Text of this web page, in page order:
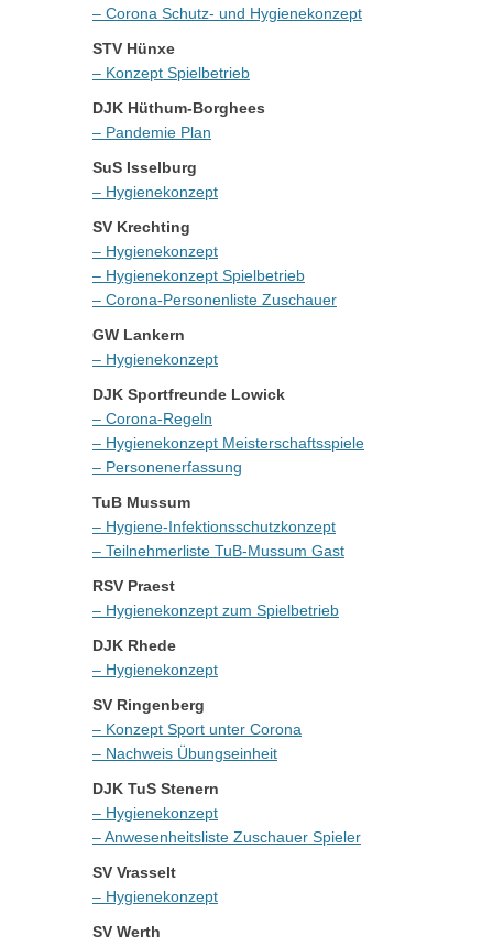
– Corona Schutz- und Hygienekonzept
STV Hünxe
– Konzept Spielbetrieb
DJK Hüthum-Borghees
– Pandemie Plan
SuS Isselburg
– Hygienekonzept
SV Krechting
– Hygienekonzept
– Hygienekonzept Spielbetrieb
– Corona-Personenliste Zuschauer
GW Lankern
– Hygienekonzept
DJK Sportfreunde Lowick
– Corona-Regeln
– Hygienekonzept Meisterschaftsspiele
– Personenerfassung
TuB Mussum
– Hygiene-Infektionsschutzkonzept
– Teilnehmerliste TuB-Mussum Gast
RSV Praest
– Hygienekonzept zum Spielbetrieb
DJK Rhede
– Hygienekonzept
SV Ringenberg
– Konzept Sport unter Corona
– Nachweis Übungseinheit
DJK TuS Stenern
– Hygienekonzept
– Anwesenheitsliste Zuschauer Spieler
SV Vrasselt
– Hygienekonzept
SV Werth